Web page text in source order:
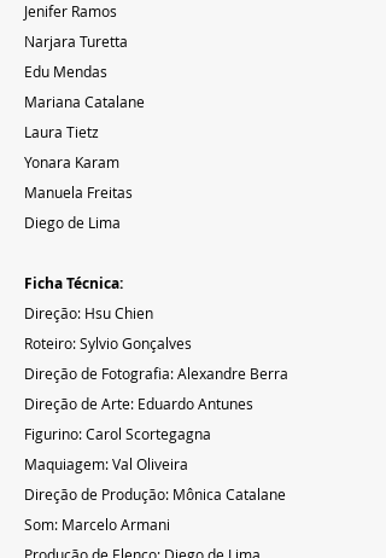
Jenifer Ramos
Narjara Turetta
Edu Mendas
Mariana Catalane
Laura Tietz
Yonara Karam
Manuela Freitas
Diego de Lima
Ficha Técnica:
Direção: Hsu Chien
Roteiro: Sylvio Gonçalves
Direção de Fotografia: Alexandre Berra
Direção de Arte: Eduardo Antunes
Figurino: Carol Scortegagna
Maquiagem: Val Oliveira
Direção de Produção: Mônica Catalane
Som: Marcelo Armani